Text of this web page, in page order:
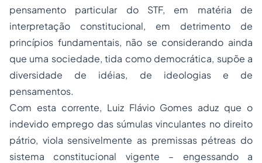
pensamento particular do STF, em matéria de
interpretação constitucional, em detrimento de
princípios fundamentais, não se considerando ainda
que uma sociedade, tida como democrática, supõe a
diversidade de idéias, de ideologias e de
pensamentos.
Com esta corrente, Luiz Flávio Gomes aduz que o
indevido emprego das súmulas vinculantes no direito
pátrio, viola sensivelmente as premissas pétreas do
sistema constitucional vigente – engessando a